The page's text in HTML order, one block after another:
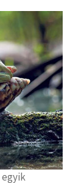
egyik